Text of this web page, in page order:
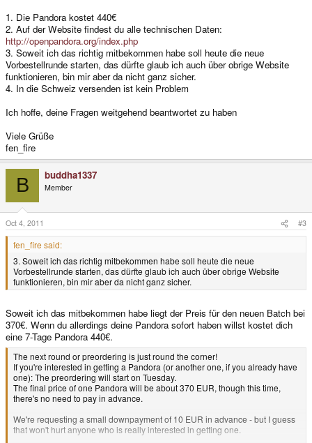
1. Die Pandora kostet 440€
2. Auf der Website findest du alle technischen Daten:
http://openpandora.org/index.php
3. Soweit ich das richtig mitbekommen habe soll heute die neue
Vorbestellrunde starten, das dürfte glaub ich auch über obrige Website
funktionieren, bin mir aber da nicht ganz sicher.
4. In die Schweiz versenden ist kein Problem
Ich hoffe, deine Fragen weitgehend beantwortet zu haben
Viele Grüße
fen_fire
B buddha1337
Member
Oct 4, 2011 #3
fen_fire said:
3. Soweit ich das richtig mitbekommen habe soll heute die neue
Vorbestellrunde starten, das dürfte glaub ich auch über obrige Website
funktionieren, bin mir aber da nicht ganz sicher.
Soweit ich das mitbekommen habe liegt der Preis für den neuen Batch bei
370€. Wenn du allerdings deine Pandora sofort haben willst kostet dich
eine 7-Tage Pandora 440€.
The next round or preordering is just round the corner!
If you're interested in getting a Pandora (or another one, if you already have
one): The preordering will start on Tuesday.
The final price of one Pandora will be about 370 EUR, though this time,
there's no need to pay in advance.
We're requesting a small downpayment of 10 EUR in advance - but I guess
that won't hurt anyone who is really interested in getting one.